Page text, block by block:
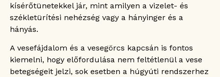
kísérőtünetekkel jár, mint amilyen a vizelet- és
székletürítési nehézség vagy a hányinger és a
hányás.
A vesefájdalom és a vesegörcs kapcsán is fontos
kiemelni, hogy előfordulása nem feltétlenül a vese
betegségeit jelzi, sok esetben a húgyúti rendszerhez